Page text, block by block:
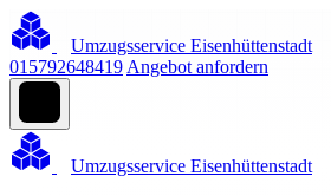
Umzugsservice Eisenhüttenstadt
015792648419 Angebot anfordern
Umzugsservice Eisenhüttenstadt